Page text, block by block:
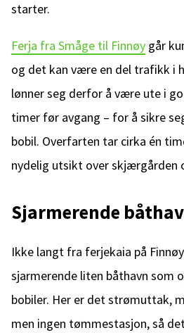
starter.
Ferja fra Småge til Finnøy går
og det kan være en del trafikk i
lønner seg derfor å være ute i
timer før avgang – for å sikre
bobil. Overfarten tar cirka én
nydelig utsikt over skjærgården
Sjarmerende
Ikke langt fra ferjekaia på
sjarmerende liten båthavn som
bobiler. Her er det strømuttak,
men ingen tømmestasjon, så